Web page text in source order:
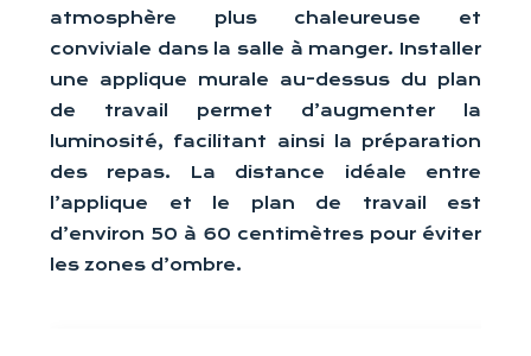
atmosphère plus chaleureuse et
conviviale dans la salle à manger. Installer
une applique murale au-dessus du plan
de travail permet d’augmenter la
luminosité, facilitant ainsi la préparation
des repas. La distance idéale entre
l’applique et le plan de travail est
d’environ 50 à 60 centimètres pour éviter
les zones d’ombre.